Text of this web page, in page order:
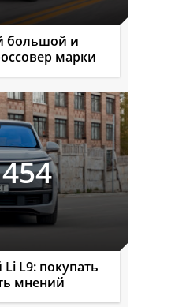
большой и
марки
454
L9: покупать
мнений